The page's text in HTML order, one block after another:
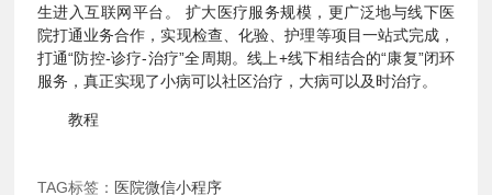
生进入互联网平台。 扩大医疗服务规模，更广泛地与线下医
院打通业务合作，实现检查、化验、护理等项目一站式完成，
打通“防控-诊疗-治疗”全周期。线上+线下相结合的“康复”闭环
服务，真正实现了小病可以社区治疗，大病可以及时治疗。
教程
TAG标签： 医院微信小程序